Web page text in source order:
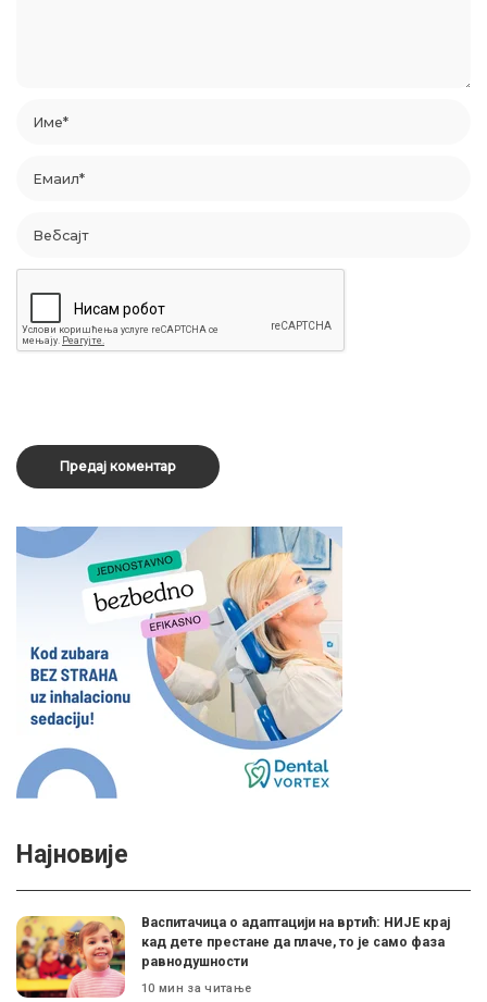
Најновије
Васпитачица о адаптацији на вртић: НИЈЕ крај
кад дете престане да плаче, то је само фаза
равнодушности
10 мин за читање